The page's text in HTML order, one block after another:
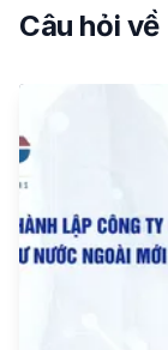
Câu hỏi về